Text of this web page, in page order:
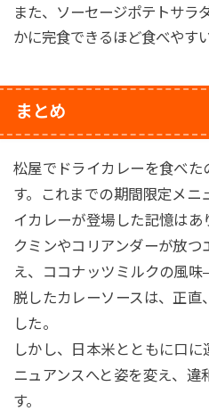
また、ソーセージポテトサラ
かに完食できるほど食べやす
まとめ
松屋でドライカレーを食べ
す。これまでの期間限定メニ
イカレーが登場した記憶はあ
クミンやコリアンダーが放つ
え、ココナッツミルクの風
脱したカレーソースは、正直
した。
しかし、日本米とともに口
ニュアンスへと姿を変え、違
す。